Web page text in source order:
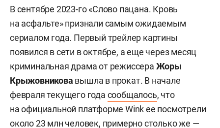
В сентябре 2023-го «Слово пацана. Кровь
на асфальте» признали самым ожидаемым
сериалом года. Первый трейлер картины
появился в сети в октябре, а еще через месяц
криминальная драма от режиссера Жоры
Крыжовникова вышла в прокат. В начале
февраля текущего года сообщалось, что
на официальной платформе Wink ее посмотрели
около 23 млн человек, примерно столько же —